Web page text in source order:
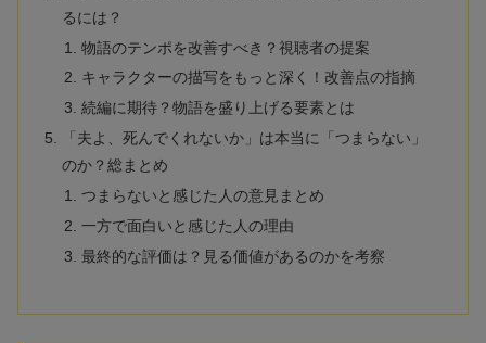
るには？
物語のテンポを改善すべき？視聴者の提案
キャラクターの描写をもっと深く！改善点の指摘
続編に期待？物語を盛り上げる要素とは
「夫よ、死んでくれないか」は本当に「つまらない」
のか？総まとめ
つまらないと感じた人の意見まとめ
一方で面白いと感じた人の理由
最終的な評価は？見る価値があるのかを考察